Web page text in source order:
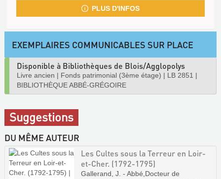
PLUS D'INFOS
EXEMPLAIRES COMMUNICABLES SUR PLACE
Disponible à Bibliothèques de Blois/Agglopolys
Livre ancien | Fonds patrimonial (3ème étage) | LB 2851 |
BIBLIOTHÈQUE ABBÉ-GRÉGOIRE
Suggestions
DU MÊME AUTEUR
Les Cultes sous la Terreur en Loir-
et-Cher. (1792-1795)
Gallerand, J. - Abbé,Docteur de